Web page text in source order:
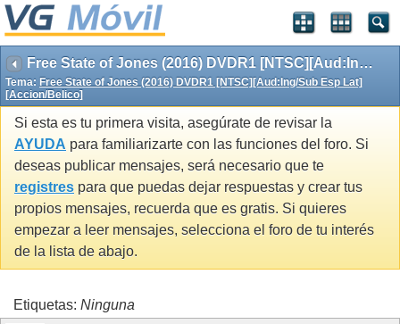
Free State of Jones (2016) DVDR1 [NTSC][Aud:Ing/Sub Esp Lat][Accion/Belico]
Tema: Free State of Jones (2016) DVDR1 [NTSC][Aud:Ing/Sub Esp Lat]
[Accion/Belico]
Si esta es tu primera visita, asegúrate de revisar la
AYUDA para familiarizarte con las funciones del foro. Si
deseas publicar mensajes, será necesario que te
registres para que puedas dejar respuestas y crear tus
propios mensajes, recuerda que es gratis. Si quieres
empezar a leer mensajes, selecciona el foro de tu interés
de la lista de abajo.
Etiquetas: Ninguna